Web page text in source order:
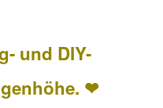
und DIY-
❤